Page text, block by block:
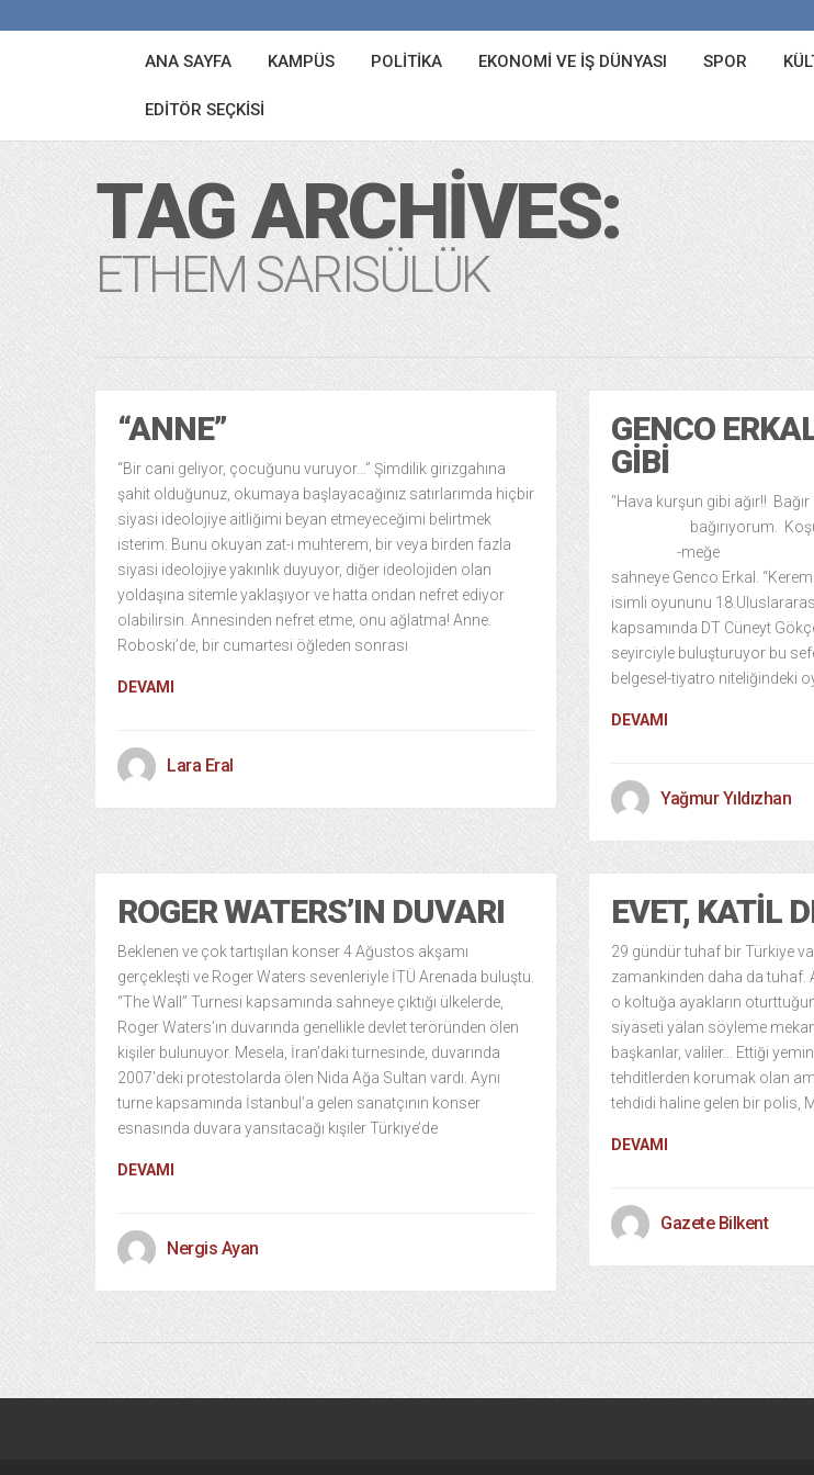
ANA SAYFA KAMPÜS POLITIKA EKONOMI VE İŞ DÜNYASI SPOR
EDITÖR SEÇKISI
TAG ARCHIVES:
ETHEM SARISÜLÜK
“ANNE”
“Bir cani geliyor, çocuğunu vuruyor…” Şimdilik girizgahına
şahit olduğunuz, okumaya başlayacağınız satırlarımda hiçbir
siyasi ideolojiye aitliğimi beyan etmeyeceğimi belirtmek
isterim. Bunu okuyan zat-ı muhterem, bir veya birden fazla
siyasi ideolojiye yakınlık duyuyor, diğer ideolojiden olan
yoldaşına sitemle yaklaşıyor ve hatta ondan nefret ediyor
olabilirsin. Annesinden nefret etme, onu ağlatma! Anne.
Roboski’de, bir cumartesi öğleden sonrası
DEVAMI
Lara Eral
GENCO
GIBI
“Hava kurşun gibi
bağırıyorum.
-meğe
sahneye Genco Erkal. “Kerem
isimli oyununu
kapsamında DT Cüneyt
seyirciyle buluşturuyor bu
belgesel-tiyatro niteliğindeki
DEVAMI
Yağmur Yıldızhan
ROGER WATERS’IN DUVARI
Beklenen ve çok tartışılan konser 4 Ağustos akşamı
gerçekleşti ve Roger Waters sevenleriyle İTÜ Arenada buluştu.
“The Wall” Turnesi kapsamında sahneye çıktığı ülkelerde,
Roger Waters’ın duvarında genellikle devlet teröründen ölen
kişiler bulunuyor. Mesela, İran’daki turnesinde, duvarında
2007’deki protestolarda ölen Nida Ağa Sultan vardı. Aynı
turne kapsamında İstanbul’a gelen sanatçının konser
esnasında duvara yansıtacağı kişiler Türkiye’de
DEVAMI
Nergis Ayan
EVET, KATIL
29 gündür tuhaf bir Türkiye
zamankinden daha da tuhaf.
o koltuğa ayakların
siyaseti yalan söyleme
başkanlar, valiler… Ettiği
tehditlerden korumak olan
tehdidi haline gelen bir polis,
DEVAMI
Gazete Bilkent